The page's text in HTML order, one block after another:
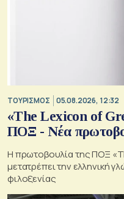
ΤΟΥΡΙΣΜΟΣ 05.08.2026, 12:32
«The Lexicon of Greek
ΠΟΞ - Νέα
Η πρωτοβουλία της ΠΟΞ
μετατρέπει την ελληνική
φιλοξενίας